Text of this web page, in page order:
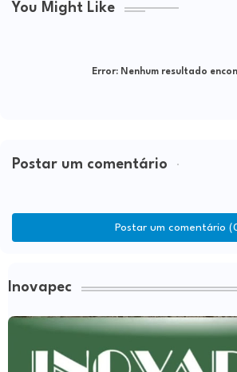
You Might Like
Error: Nenhum resultado
Postar um comentário
Postar um comentário
Inovapec